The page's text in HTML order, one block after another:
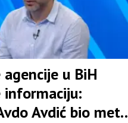
u BiH
informaciju:
Avdić bio meta